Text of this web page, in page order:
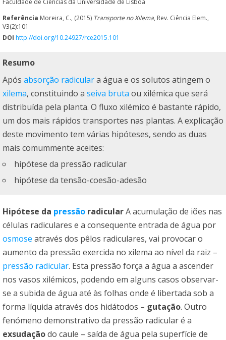
Referência Moreira, C., (2015) Transporte no Xilema, Rev. Ciência Elem.,
V3(2):101
DOI http://doi.org/10.24927/rce2015.101
Resumo
Após absorção radiculara água e os solutos atingem o
xilema, constituindo a seiva bruta ou xilémica que será
distribuída pela planta. O fluxo xilémico é bastante rápido,
um dos mais rápidos transportes nas plantas. A explicação
deste movimento tem várias hipóteses, sendo as duas
mais comummente aceites:
hipótese da pressão radicular
hipótese da tensão-coesão-adesão
Hipótese da pressão radicularA acumulação de iões nas
células radiculares e a consequente entrada de água por
osmose através dos pêlos radiculares, vai provocar o
aumento da pressão exercida no xilema ao nível da raiz –
pressão radicular. Esta pressão força a água a ascender
nos vasos xilémicos, podendo em alguns casos observar-
se a subida de água até às folhas onde é libertada sob a
forma líquida através dos hidátodos – gutação. Outro
fenómeno demonstrativo da pressão radicular é a
exsudaçãodo caule – saída de água pela superfície de